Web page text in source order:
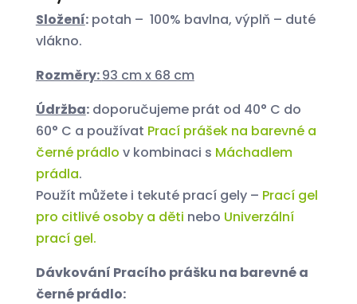
Složení:potah – 100% bavlna, výplň – duté
vlákno.
Rozměry:93 cm x 68 cm
Údržba:doporučujeme prát od 40° C do
60° C a používat Prací prášek na barevné a
černé prádlo v kombinaci s Máchadlem
prádla.
Použít můžete i tekuté prací gely – Prací gel
pro citlivé osoby a děti nebo Univerzální
prací gel.
Dávkování Pracího prášku na barevné a
černé prádlo: